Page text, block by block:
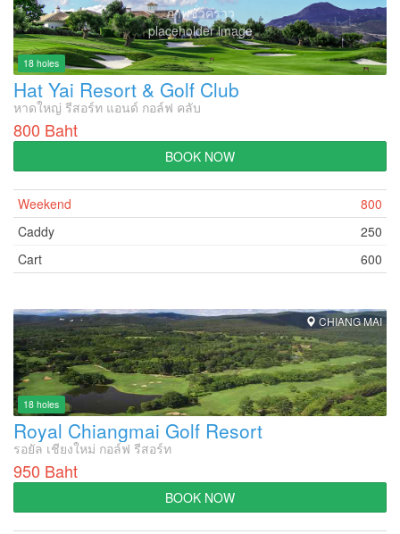
ภาพชั่วคราว
placeholder image
18 holes
Hat Yai Resort & Golf Club
หาดใหญ่ รีสอร์ท แอนด์ กอล์ฟ คลับ
800 Baht
BOOK NOW
Weekend
800
Caddy
250
Cart
600
CHIANG MAI
18 holes
Royal Chiangmai Golf Resort
รอยัล เชียงใหม่ กอล์ฟ รีสอร์ท
950 Baht
BOOK NOW